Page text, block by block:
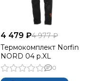
4 479 ₽4 977 ₽
Термокомплект Norfin
NORD 04 р.XL
0